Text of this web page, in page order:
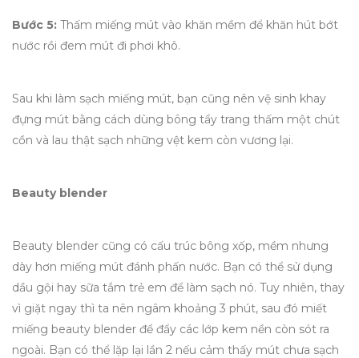
Bước 5: Thấm miếng mút vào khăn mềm để khăn hút bớt
nước rồi đem mút đi phơi khô.
Sau khi làm sạch miếng mút, bạn cũng nên vệ sinh khay
đựng mút bằng cách dùng bông tẩy trang thấm một chút
cồn và lau thật sạch những vệt kem còn vương lại.
Beauty blender
Beauty blender cũng có cấu trúc bông xốp, mềm nhưng
dày hơn miếng mút đánh phấn nước. Bạn có thể sử dụng
dầu gội hay sữa tắm trẻ em để làm sạch nó. Tuy nhiên, thay
vì giặt ngay thì ta nên ngâm khoảng 3 phút, sau đó miết
miếng beauty blender để đẩy các lớp kem nền còn sót ra
ngoài. Bạn có thể lặp lại lần 2 nếu cảm thấy mút chưa sạch